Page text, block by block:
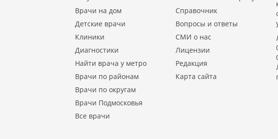
Врачи на дом
Детские врачи
Клиники
Диагностики
Найти врача у метро
Врачи по районам
Врачи по округам
Врачи Подмосковья
Все врачи
Справочник
Вопросы и ответы
СМИ о нас
Лицензии
Редакция
Карта сайта